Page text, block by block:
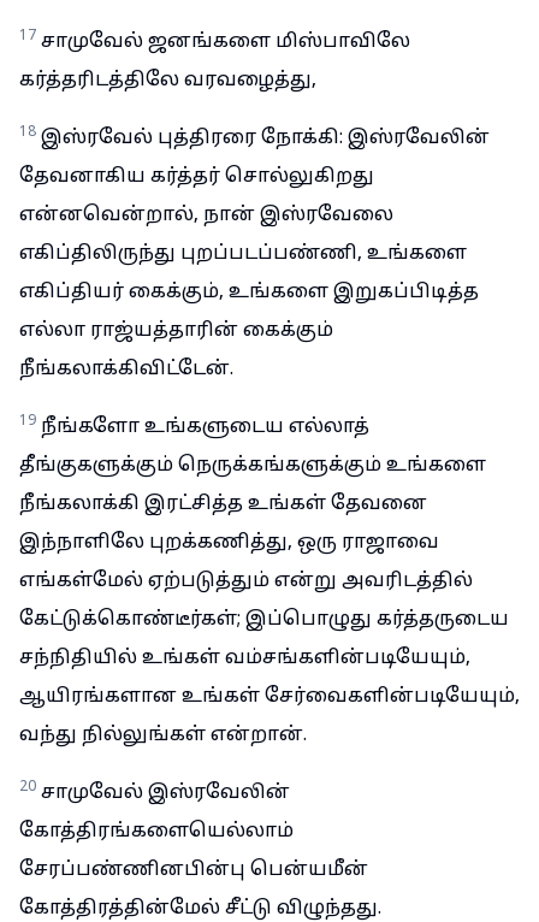
17 சாமுவேல் ஜனங்களை மிஸ்பாவிலே
கர்த்தரிடத்திலே வரவழைத்து,
18 இஸ்ரவேல் புத்திரரை நோக்கி: இஸ்ரவேலின்
தேவனாகிய கர்த்தர் சொல்லுகிறது
என்னவென்றால், நான் இஸ்ரவேலை
எகிப்திலிருந்து புறப்படப்பண்ணி, உங்களை
எகிப்தியர் கைக்கும், உங்களை இறுகப்பிடித்த
எல்லா ராஜ்யத்தாரின் கைக்கும்
நீங்கலாக்கிவிட்டேன்.
19 நீங்களோ உங்களுடைய எல்லாத்
தீங்குகளுக்கும் நெருக்கங்களுக்கும் உங்களை
நீங்கலாக்கி இரட்சித்த உங்கள் தேவனை
இந்நாளிலே புறக்கணித்து, ஒரு ராஜாவை
எங்கள்மேல் ஏற்படுத்தும் என்று அவரிடத்தில்
கேட்டுக்கொண்டீர்கள்; இப்பொழுது கர்த்தருடைய
சந்நிதியில் உங்கள் வம்சங்களின்படியேயும்,
ஆயிரங்களான உங்கள் சேர்வைகளின்படியேயும்,
வந்து நில்லுங்கள் என்றான்.
20 சாமுவேல் இஸ்ரவேலின்
கோத்திரங்களையெல்லாம்
சேரப்பண்ணினபின்பு பென்யமீன்
கோத்திரத்தின்மேல் சீட்டு விழுந்தது.